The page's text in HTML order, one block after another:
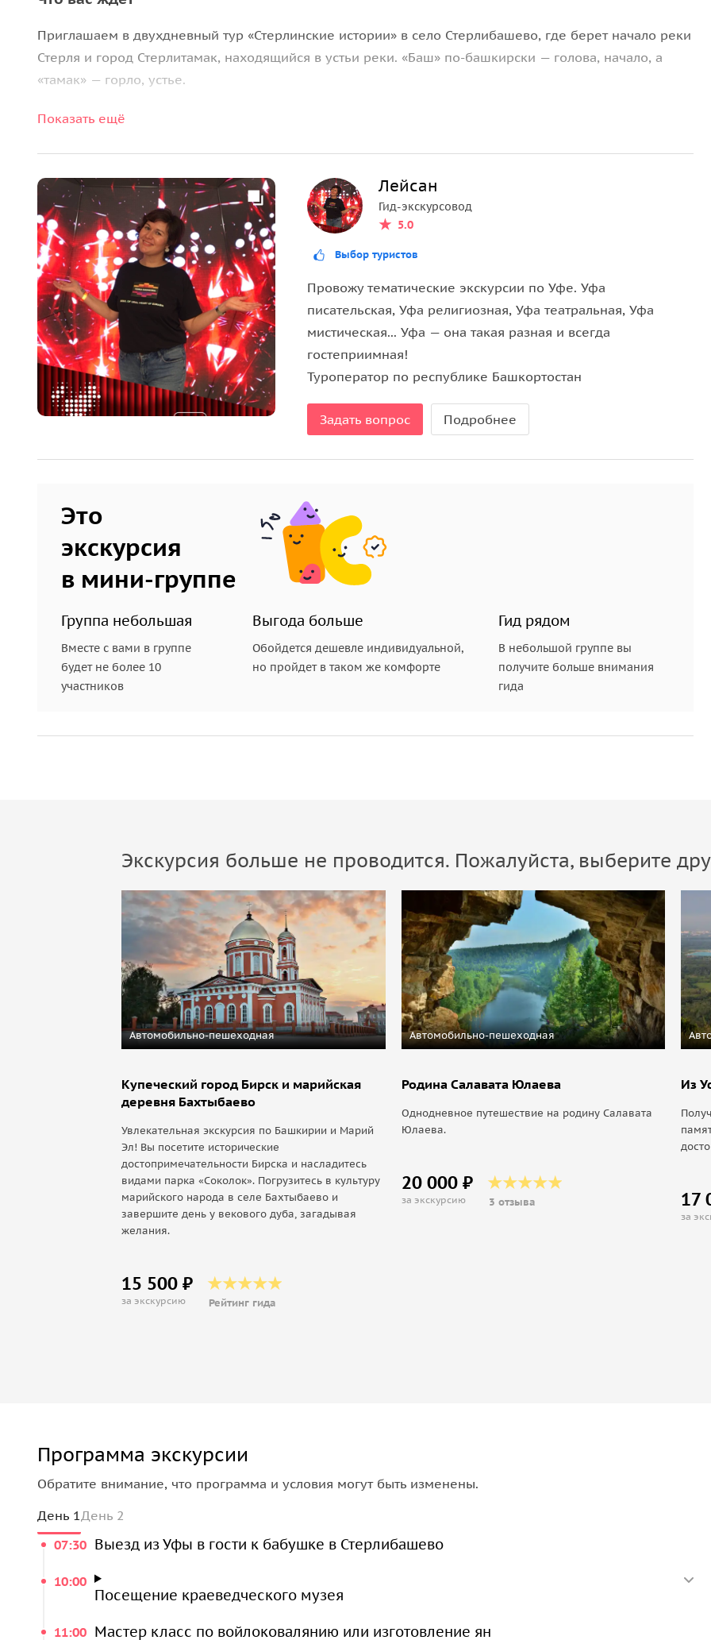
Приглашаем в двухдневный тур «Стерлинские истории» в село Стерлибашево, где берет начало реки
Стерля и город Стерлитамак, находящийся в устьи реки. «Баш» по-башкирски — голова, начало, а
«тамак» — горло, устье.
Река Стерля объединяет село и город в один тур. Вы услышите увлекательные истории о славном
включено посещение геопарка «Торатау» и подъем на древний Шихан.
Важно знать
В стоимость экскурсии включено:
• услуги гида,
• транспорт,
• размещение в туре,
• вход в заповедники и музеи,
• питание по программе.
Туристы оплачивают самостоятельно:
Показать ещё
Лейсан
Гид-экскурсовод
5.0
Выбор туристов
Провожу тематические экскурсии по Уфе. Уфа
писательская, Уфа религиозная, Уфа театральная, Уфа
мистическая... Уфа — она такая разная и всегда
гостеприимная!
Туроператор по республике Башкортостан
Задать вопрос Подробнее
Это
экскурсия
в мини-группе
Группа небольшая
Вместе с вами в группе
будет не более 10
участников
Выгода больше
Обойдется дешевле индивидуальной,
но пройдет в таком же комфорте
Гид рядом
В небольшой группе вы
получите больше внимания
гида
Экскурсия больше не проводится. Пожалуйста, выберите
Автомобильно-пешеходная
Купеческий город Бирск и марийская
деревня Бахтыбаево
Увлекательная экскурсия по Башкирии и Марий
Эл! Вы посетите исторические
достопримечательности Бирска и насладитесь
видами парка «Соколок». Погрузитесь в культуру
марийского народа в селе Бахтыбаево и
завершите день у векового дуба, загадывая
желания.
15 500 ₽
за экскурсию Рейтинг гида
Автомобильно-пешеходная
Родина Салавата Юлаева
Однодневное путешествие на родину Салавата
Юлаева.
20 000 ₽
за экскурсию 3 отзыва
Из
17
за
Программа экскурсии
Обратите внимание, что программа и условия могут быть изменены.
День 1День 2
07:30 Выезд из Уфы в гости к бабушке в Стерлибашево
10:00
Посещение краеведческого музея
11:00 Мастер класс по войлоковалянию или изготовление ян